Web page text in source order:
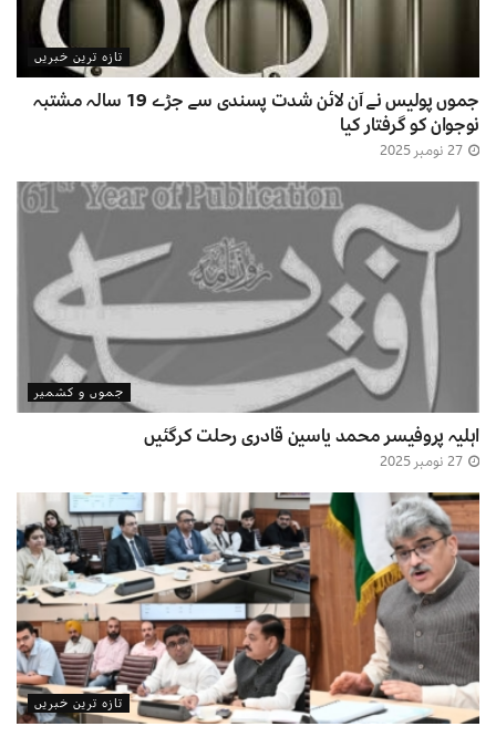
تازہ ترین خبریں
جموں پولیس نے آن لائن شدت پسندی سے جڑے 19 سالہ مشتبہ
نوجوان کو گرفتار کیا
جموں و کشمیر
اہلیہ پروفیسر محمد یاسین قادری رحلت کرگئیں
تازہ ترین خبریں